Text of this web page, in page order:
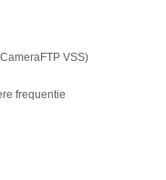
VSS)
frequentie